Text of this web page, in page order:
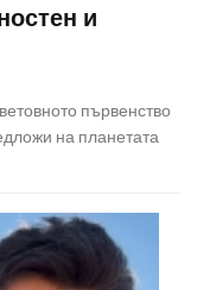
и
първенство
на планетата